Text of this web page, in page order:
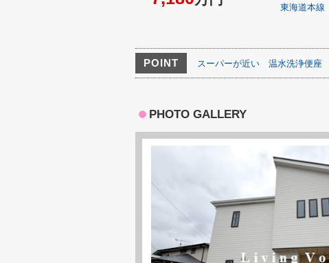
東海道本線
POINT スーパーが近い 温水洗浄便座
PHOTO GALLERY